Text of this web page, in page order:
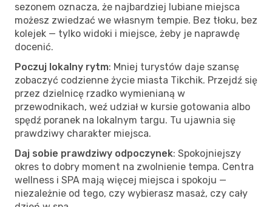
sezonem oznacza, że najbardziej lubiane miejsca
możesz zwiedzać we własnym tempie. Bez tłoku, bez
kolejek — tylko widoki i miejsce, żeby je naprawdę
docenić.
Poczuj lokalny rytm: Mniej turystów daje szansę
zobaczyć codzienne życie miasta Tikchik. Przejdź się
przez dzielnicę rzadko wymienianą w
przewodnikach, weź udział w kursie gotowania albo
spędź poranek na lokalnym targu. Tu ujawnia się
prawdziwy charakter miejsca.
Daj sobie prawdziwy odpoczynek: Spokojniejszy
okres to dobry moment na zwolnienie tempa. Centra
wellness i SPA mają więcej miejsca i spokoju —
niezależnie od tego, czy wybierasz masaż, czy cały